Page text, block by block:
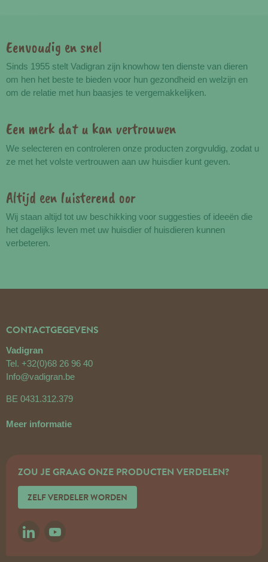
Voordelen
Eenvoudig en snel
Sinds 1955 stelt Vadigran zijn knowhow ten dienste van dieren
om hen het beste te bieden voor hun gezondheid en welzijn en
om de relatie met hun baasjes te vergemakkelijken.
Een merk dat u kan vertrouwen
We selecteren en controleren onze producten zorgvuldig, zodat u
ze met het volste vertrouwen aan uw huisdier kunt geven.
Altijd een luisterend oor
Wij staan altijd tot uw beschikking voor suggesties of ideeën die
het dagelijks leven met uw huisdier of huisdieren kunnen
verbeteren.
CONTACTGEGEVENS
Vadigran
Tel. +32(0)68 26 96 40
Info@vadigran.be
BE 0431.312.379
Meer informatie
ZOU JE GRAAG ONZE PRODUCTEN VERDELEN?
ZELF VERDELER WORDEN
LINKEDINYOUTUBE